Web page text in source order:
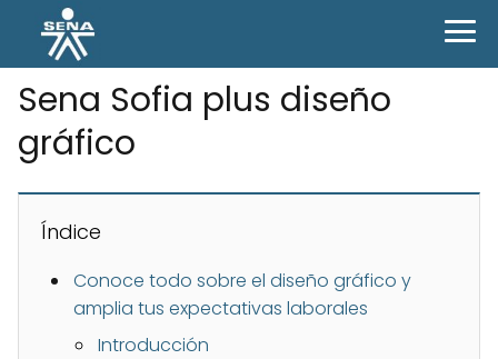
Sena Sofia plus diseño
gráfico
Índice
Conoce todo sobre el diseño gráfico y
amplia tus expectativas laborales
Introducción